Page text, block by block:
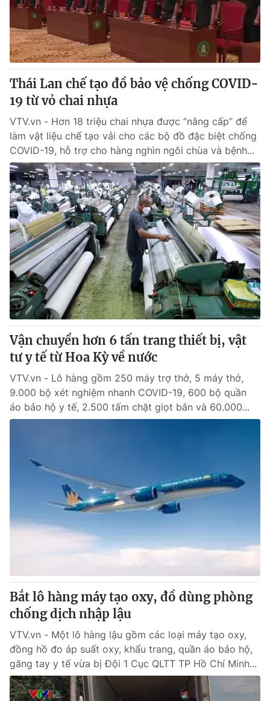
Thị trường 24h Tấm lòng Việt
VTV4 Vươn mình bằng AI
VTV9 VTV8
Liên hệ tòa soạn
THỜI BÁO VTV
Theo dõi báo trên
Cơ quan chủ quản:Đài Truyền hình Việt Nam
Cơ quan báo chí:Thời báo VTV
Giấy phép hoạt động báo in và báo điện tử số 483/GP-BTTTT
cấp ngày 29/12/2023
Tổng Biên tập:Vũ Thanh Thủy
Phó Tổng Biên tập:Nguyễn Thị Mỹ Hạnh, Phạm Quốc Thắng,
Nguyễn Trọng Ninh
Tổng đài VTV:024.38 355 931 - 024.38 355 932
Ðiện thoại Thời báo VTV:
024.66 897 897
Email:toasoan@vtv.vn
Liên hệ quảng cáo: 024-7300.7108
® Cấm sao chép dưới mọi hình thức nếu không có sự chấp
thuận bằng văn bản. Ghi rõ nguồn VTV.vn khi phát hành lại
thông tin từ website này.
Thái Lan chế tạo đồ bảo vệ chống COVID-
19 từ vỏ chai nhựa
VTV.vn - Hơn 18 triệu chai nhựa được “nâng cấp” để
làm vật liệu chế tạo vải cho các bộ đồ đặc biệt chống
COVID-19, hỗ trợ cho hàng nghìn ngôi chùa và bệnh...
Vận chuyển hơn 6 tấn trang thiết bị, vật
tư y tế từ Hoa Kỳ về nước
VTV.vn - Lô hàng gồm 250 máy trợ thở, 5 máy thở,
9.000 bộ xét nghiệm nhanh COVID-19, 600 bộ quần
áo bảo hộ y tế, 2.500 tấm chặt giọt bắn và 60.000...
Bắt lô hàng máy tạo oxy, đồ dùng phòng
chống dịch nhập lậu
VTV.vn - Một lô hàng lậu gồm các loại máy tạo oxy,
đồng hồ đo áp suất oxy, khẩu trang, quần áo bảo hộ,
găng tay y tế vừa bị Đội 1 Cục QLTT TP Hồ Chí Minh...